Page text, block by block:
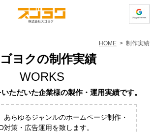
HOME > 制作実績
ヨクの制作実績
WORKS
ただいた企業様の製作・運用実績です。
あらゆるジャンルのホームページ制作・
対策・広告運用を致します。